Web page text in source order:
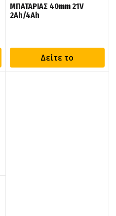
ΜΠΑΤΑΡΙΑΣ 40mm 21V
2Ah/4Ah
Δείτε το